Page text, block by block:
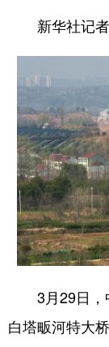
浙江
广东
四川
陕西
新疆
多语种频道
English
Русский
新华社记者
3月29日，
白塔畈河特大